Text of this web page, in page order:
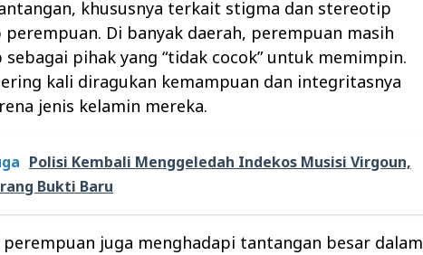
khususnya terkait stigma dan stereotip
Di banyak daerah, perempuan masih
sebagai pihak yang “tidak cocok” untuk memimpin.
kali diragukan kemampuan dan integritasnya
jenis kelamin mereka.
Polisi Kembali Menggeledah Indekos Musisi Virgoun,
Bukti Baru
perempuan juga menghadapi tantangan besar dalam